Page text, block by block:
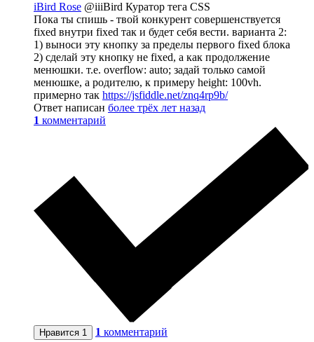
iBird Rose @iiiBird Куратор тега CSS
Пока ты спишь - твой конкурент совершенствуется
fixed внутри fixed так и будет себя вести. варианта 2:
1) выноси эту кнопку за пределы первого fixed блока
2) сделай эту кнопку не fixed, а как продолжение
менюшки. т.е. overflow: auto; задай только самой
менюшке, а родителю, к примеру height: 100vh.
примерно так https://jsfiddle.net/znq4rp9b/
Ответ написан более трёх лет назад
1 комментарий
Нравится 1 1 комментарий